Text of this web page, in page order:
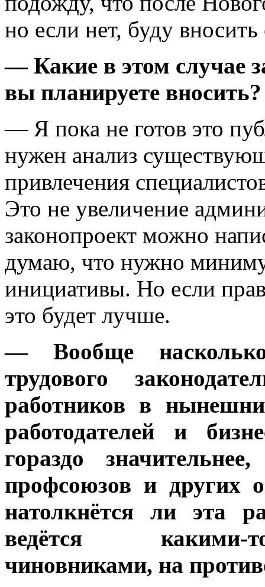
но если нет, буду
— Какие в этом случае
вы планируете вносить?
— Я пока не готов это
нужен анализ
привлечения
Это не увеличение
законопроект можно
думаю, что нужно
инициативы. Но если
это будет лучше.
— Вообще
трудового
работников в
работодателей и
гораздо
профсоюзов и других
натолкнётся ли эта
ведётся какими-
чиновниками, на